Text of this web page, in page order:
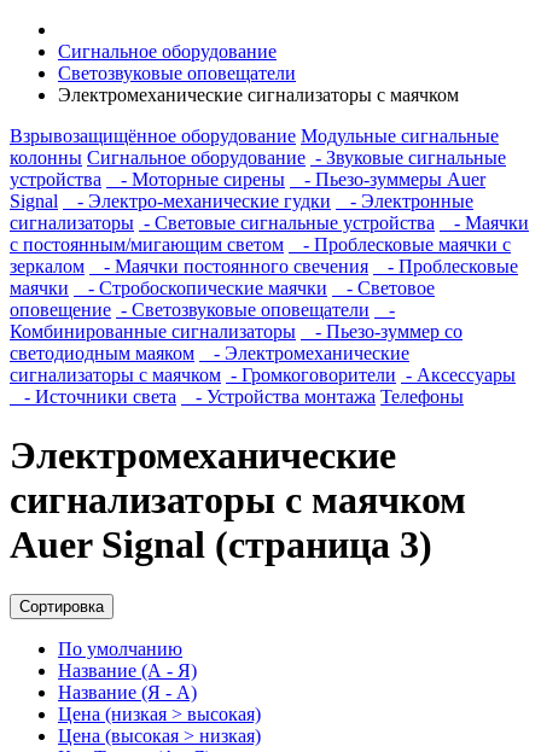
Сигнальное оборудование
Светозвуковые оповещатели
Электромеханические сигнализаторы с маячком
Взрывозащищённое оборудование Модульные сигнальные
колонны Сигнальное оборудование - Звуковые сигнальные
устройства
- Моторные сирены
- Пьезо-зуммеры Auer
Signal
- Электро-механические гудки
- Электронные
сигнализаторы - Световые сигнальные устройства
- Маячки
с постоянным/мигающим светом
- Проблесковые маячки с
зеркалом
- Маячки постоянного свечения
- Проблесковые
маячки
- Стробоскопические маячки
- Световое
оповещение - Светозвуковые оповещатели
-
Комбинированные сигнализаторы
- Пьезо-зуммер со
светодиодным маяком
- Электромеханические
сигнализаторы с маячком - Громкоговорители - Аксессуары
- Источники света
- Устройства монтажа Телефоны
Электромеханические
сигнализаторы с маячком
Auer Signal (страница 3)
Сортировка
По умолчанию
Название (А - Я)
Название (Я - А)
Цена (низкая > высокая)
Цена (высокая > низкая)